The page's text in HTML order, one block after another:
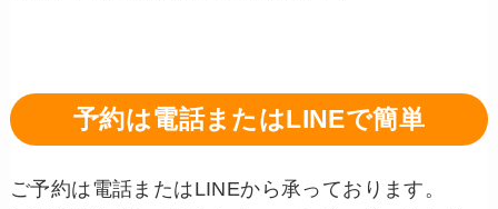
予約は電話またはLINEで簡単
ご予約は電話またはLINEから承っております。